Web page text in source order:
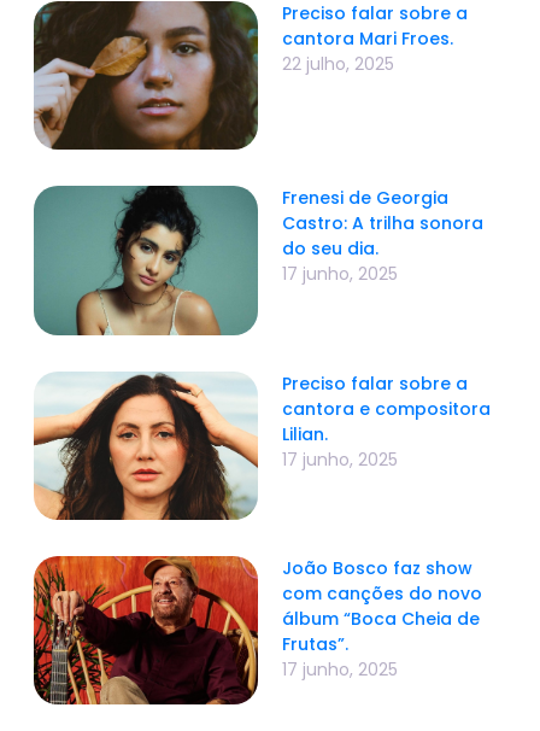
Preciso falar sobre a
cantora Mari Froes.
22 julho, 2025
Frenesi de Georgia
Castro: A trilha sonora
do seu dia.
17 junho, 2025
Preciso falar sobre a
cantora e compositora
Lilian.
17 junho, 2025
João Bosco faz show
com canções do novo
álbum “Boca Cheia de
Frutas”.
17 junho, 2025